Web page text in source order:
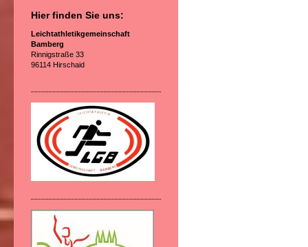
Hier finden Sie uns:
Leichtathletikgemeinschaft
Bamberg
Rinnigstraße 33
96114 Hirschaid